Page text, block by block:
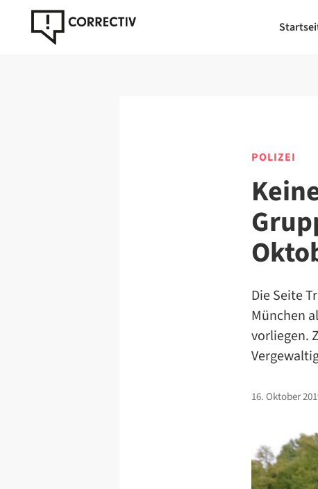
POLIZEI
Die Seite
München
vorliegen.
16. Oktober